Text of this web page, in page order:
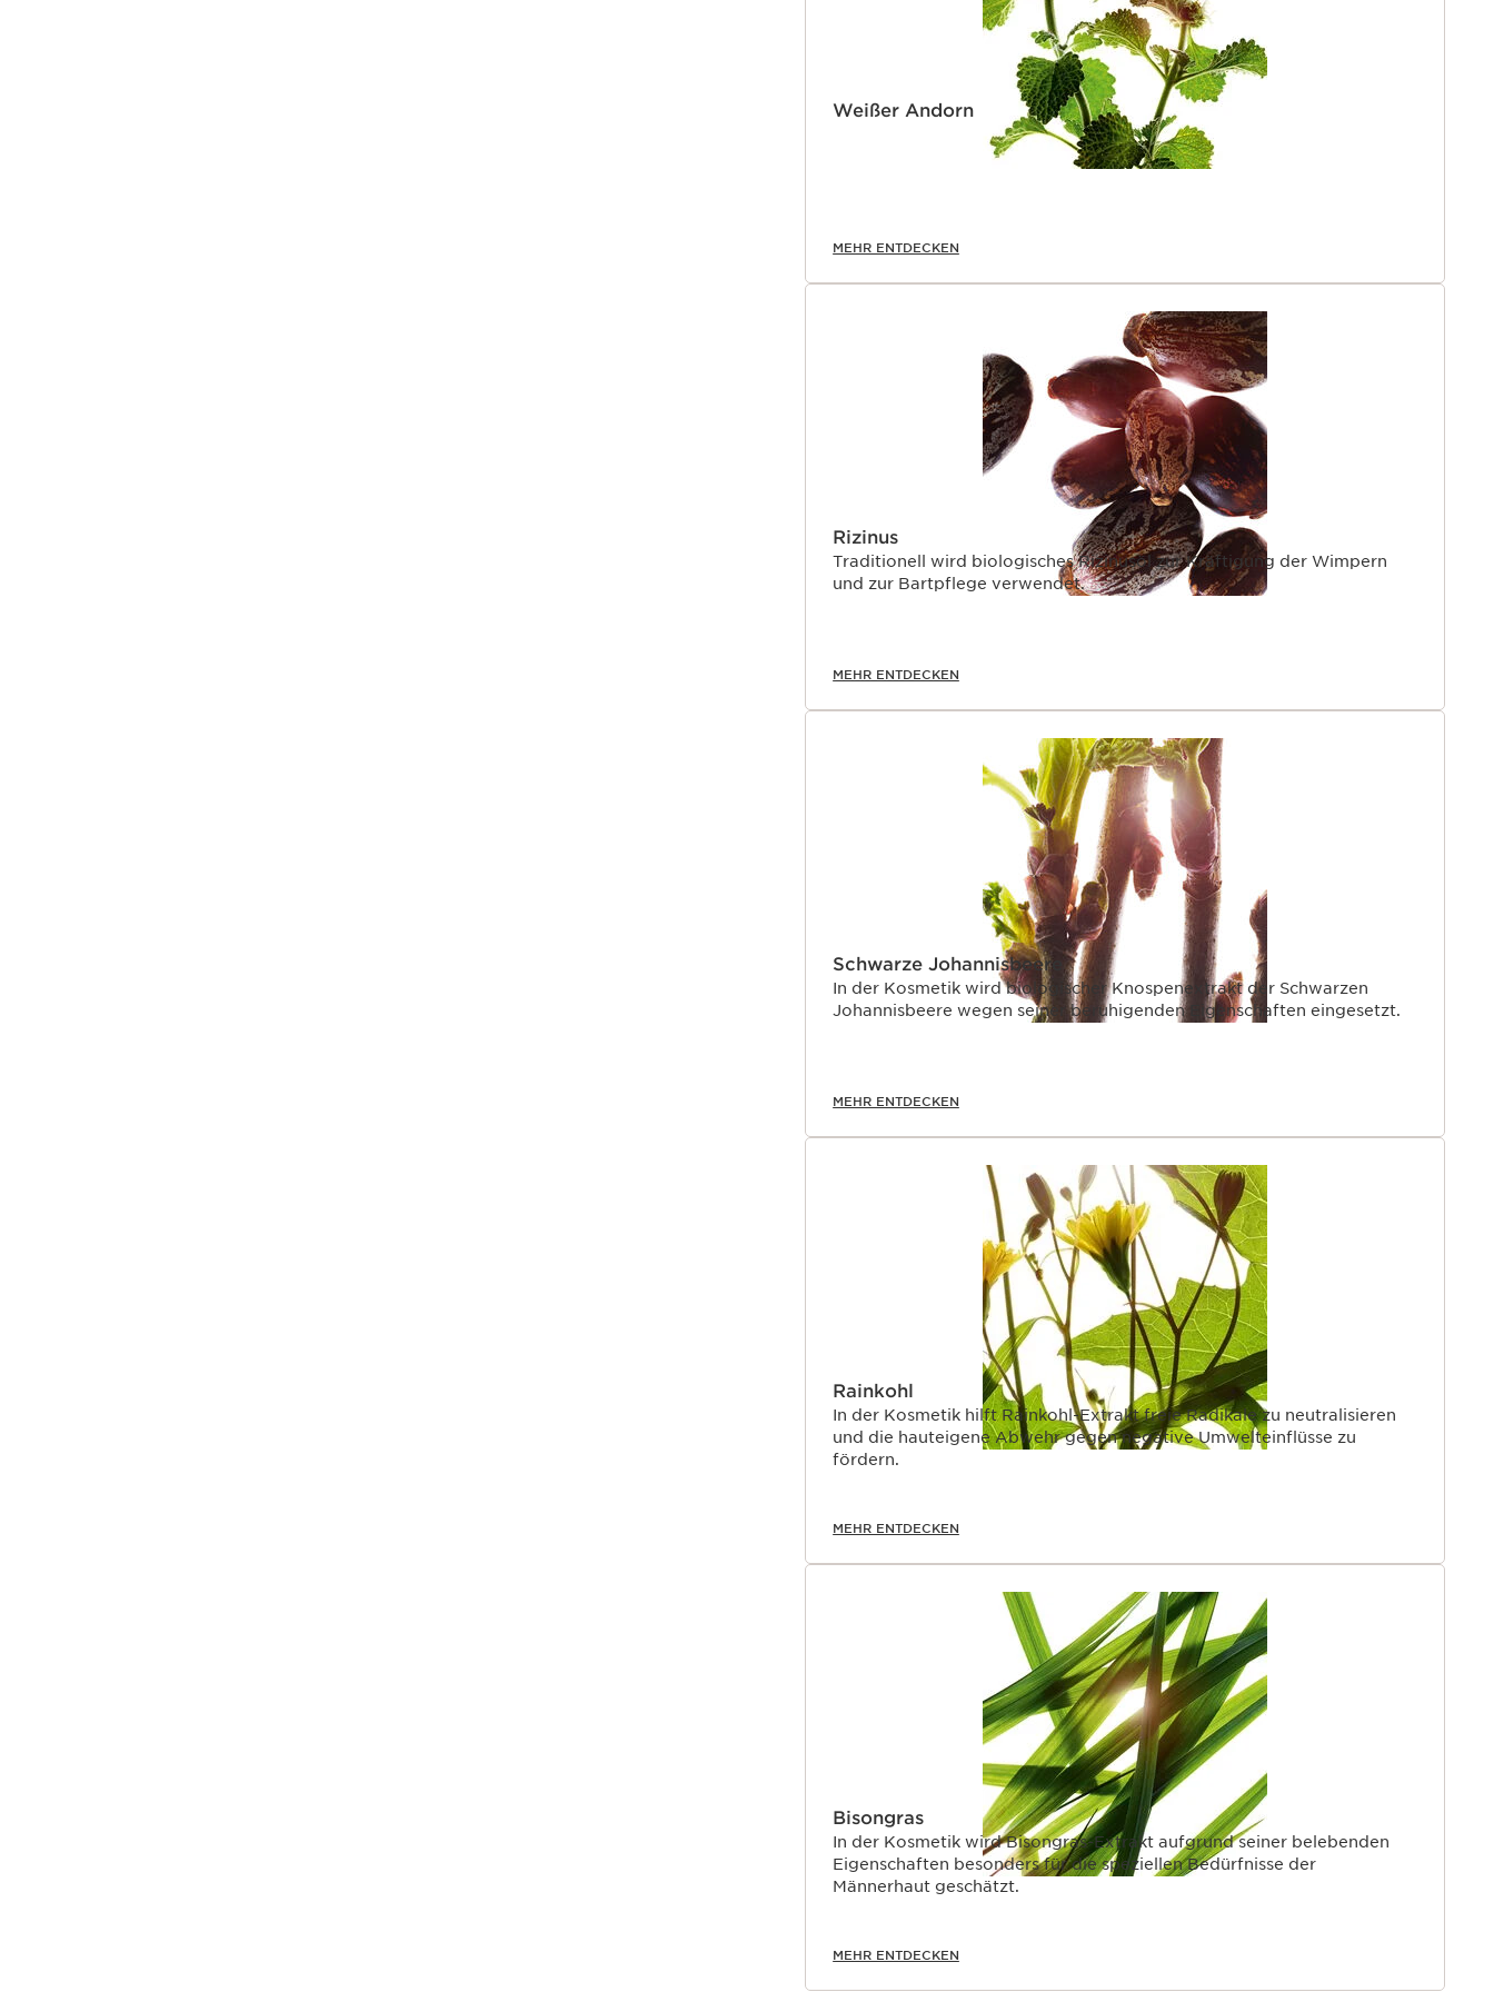
Weißer Andorn
MEHR ENTDECKEN
Rizinus
Traditionell wird biologisches Rizinusöl zur Kräftigung der Wimpern
und zur Bartpflege verwendet.
MEHR ENTDECKEN
Schwarze Johannisbeere
In der Kosmetik wird biologischer Knospenextrakt der Schwarzen
Johannisbeere wegen seiner beruhigenden Eigenschaften eingesetzt.
MEHR ENTDECKEN
Rainkohl
In der Kosmetik hilft Rainkohl-Extrakt freie Radikale zu neutralisieren
und die hauteigene Abwehr gegen negative Umwelteinflüsse zu
fördern.
MEHR ENTDECKEN
Bisongras
In der Kosmetik wird Bisongras-Extrakt aufgrund seiner belebenden
Eigenschaften besonders für die speziellen Bedürfnisse der
Männerhaut geschätzt.
MEHR ENTDECKEN